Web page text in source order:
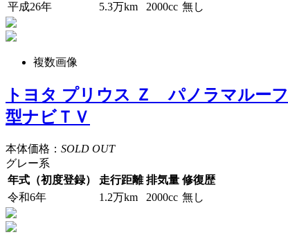
平成26年
5.3万km 2000cc 無し
複数画像
トヨタ プリウス Ｚ パノラマル
型ナビＴＶ
本体価格： SOLD OUT
グレー系
年式（初度登録）
走行距離 排気量 修復歴
令和6年
1.2万km 2000cc 無し